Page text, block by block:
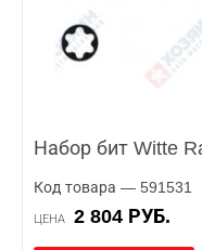
Набор бит Witte
Код товара — 591531
ЦЕНА 2 804 РУБ.